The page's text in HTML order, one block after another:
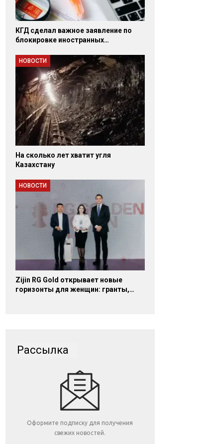
КГД сделал важное заявление по
блокировке иностранных…
НОВОСТИ
На сколько лет хватит угля
Казахстану
НОВОСТИ
Zijin RG Gold открывает новые
горизонты для женщин: гранты,…
Рассылка
Оформите подписку для получения
свежих новостей.